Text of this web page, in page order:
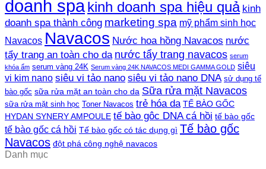
doanh spa kinh doanh spa hiệu quả kinh
doanh spa thành công marketing spa mỹ phẩm sinh học
Navacos Navacos Nước hoa hồng Navacos nước
tẩy trang an toàn cho da nước tẩy trang navacos serum
khóa ẩm serum vàng 24K Serum vàng 24K NAVACOS MEDI GAMMA GOLD siêu
vi kim nano siêu vi tảo nano siêu vi tảo nano DNA sử dụng tế
bào gốc sữa rửa mặt an toàn cho da Sữa rửa mặt Navacos
sữa rửa mặt sinh học Toner Navacos trẻ hóa da TẾ BÀO GỐC
HYDAN SYNERY AMPOULE tế bào gôc DNA cá hồi tế bào gốc
tế bào gốc cá hồi Tế bào gốc có tác dụng gì Tế bào gốc
Navacos đột phá công nghệ navacos
Danh mục